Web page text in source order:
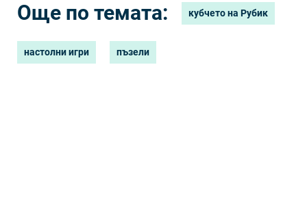
Още по темата: кубчето на Рубик
настолни игри пъзели